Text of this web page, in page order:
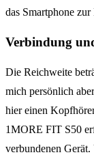
das Smartphone
Verbindung
Die Reichweite
mich persönlich
hier einen
1MORE FIT S50
verbundenen